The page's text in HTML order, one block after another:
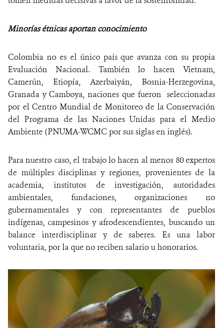
Minorías étnicas aportan conocimiento
Colombia no es el único país que avanza con su propia
Evaluación Nacional. También lo hacen Vietnam,
Camerún, Etiopía, Azerbaiyán, Bosnia-Herzegovina,
Granada y Camboya, naciones que fueron seleccionadas
por el Centro Mundial de Monitoreo de la Conservación
del Programa de las Naciones Unidas para el Medio
Ambiente (PNUMA-WCMC por sus siglas en inglés).
Para nuestro caso, el trabajo lo hacen al menos 80 expertos
de múltiples disciplinas y regiones, provenientes de la
academia, institutos de investigación, autoridades
ambientales, fundaciones, organizaciones no
gubernamentales y con representantes de pueblos
indígenas, campesinos y afrodescendientes, buscando un
balance interdisciplinar y de saberes. Es una labor
voluntaria, por la que no reciben salario u honorarios.